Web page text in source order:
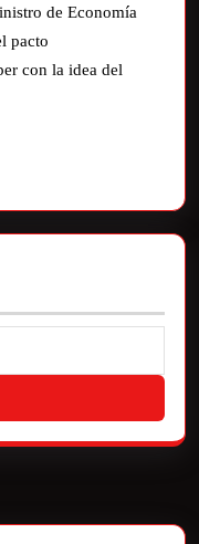
de Economía
pacto
con la idea del